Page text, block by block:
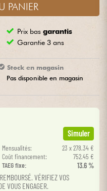
PANIER
Prix basgarantis
Garantie 3 ans
Stock en magasin
Pas disponible en magasin
Simuler
Mensualités:
23 x 278.34 €
Coût financement:
752.45 €
TAEG fixe: 13.6 %
VÉRIFIEZ VOS
VOUS ENGAGER.